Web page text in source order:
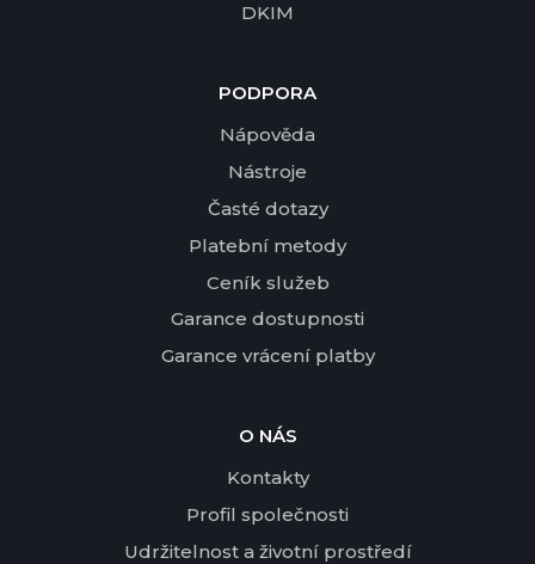
DKIM
PODPORA
Nápověda
Nástroje
Časté dotazy
Platební metody
Ceník služeb
Garance dostupnosti
Garance vrácení platby
O NÁS
Kontakty
Profil společnosti
Udržitelnost a životní prostředí